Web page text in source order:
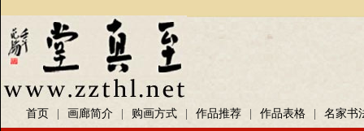
首页 画廊简介 购画方式 作品推荐 作品表格 名家书